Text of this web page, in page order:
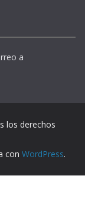
a
los derechos
con WordPress.